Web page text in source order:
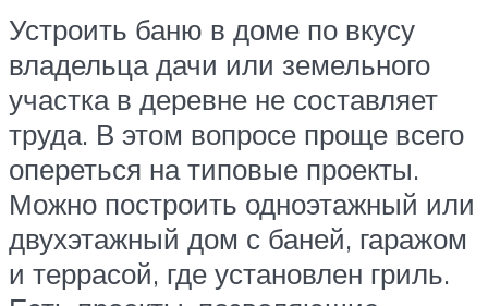
Устроить баню в доме по вкусу
владельца дачи или земельного
участка в деревне не составляет
труда. В этом вопросе проще всего
опереться на типовые проекты.
Можно построить одноэтажный или
двухэтажный дом с баней, гаражом
и террасой, где установлен гриль.